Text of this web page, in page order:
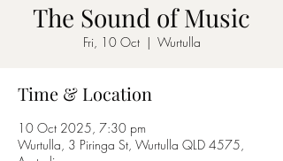
The Sound of Music
Fri, 10 Oct
  |
Wurtulla
Time & Location
10 Oct 2025, 7:30 pm
Wurtulla, 3 Piringa St, Wurtulla QLD 4575,